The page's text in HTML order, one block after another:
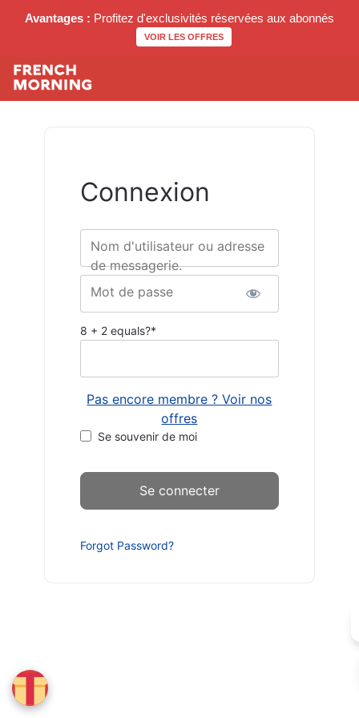
Avantages : Profitez d'exclusivités réservées aux abonnés
VOIR LES OFFRES
Connexion
Nom d'utilisateur ou adresse
de messagerie.
Mot de passe
8 + 2 equals?*
Pas encore membre ? Voir nos
offres
Se souvenir de moi
Forgot Password?